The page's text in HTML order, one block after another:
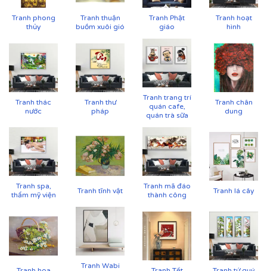
Cận cảnh tranh in trên chất liệu canvas công nghệ in
Tranh phong
thủy
Tranh thuận
buồm xuôi gió
Tranh Phật
giáo
Tranh hoạt
hình
Tranh thác
nước
Tranh thư
pháp
Tranh trang trí
quán cafe,
quán trà sữa
Tranh chân
dung
Tranh spa,
thẩm mỹ viện
Tranh tĩnh vật
Tranh mã đáo
thành công
Tranh lá cây
Tranh Wabi